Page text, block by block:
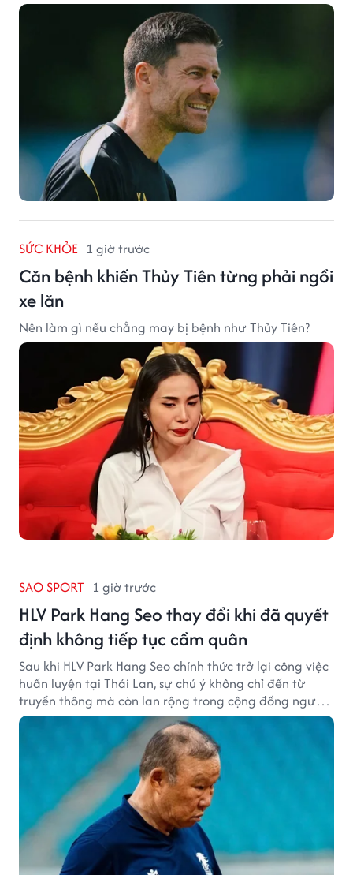
SỨC KHỎE 1 giờ trước
Căn bệnh khiến Thủy Tiên từng phải ngồi
xe lăn
Nên làm gì nếu chẳng may bị bệnh như Thủy Tiên?
SAO SPORT 1 giờ trước
HLV Park Hang Seo thay đổi khi đã quyết
định không tiếp tục cầm quân
Sau khi HLV Park Hang Seo chính thức trở lại công việc
huấn luyện tại Thái Lan, sự chú ý không chỉ đến từ
truyền thông mà còn lan rộng trong cộng đồng người
hâm mộ bóng đá nước này.